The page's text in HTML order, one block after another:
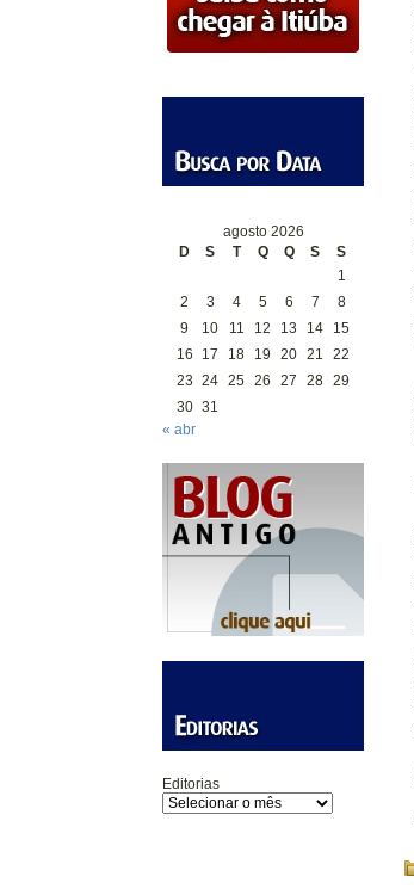
agosto 2026
D
S T Q Q S
S
1
2
3 4 5 6 7
8
9
10 11 12 13 14
15
16
17 18 19 20 21
22
23 24 25 26 27 28 29
30 31
« abr
Editorias